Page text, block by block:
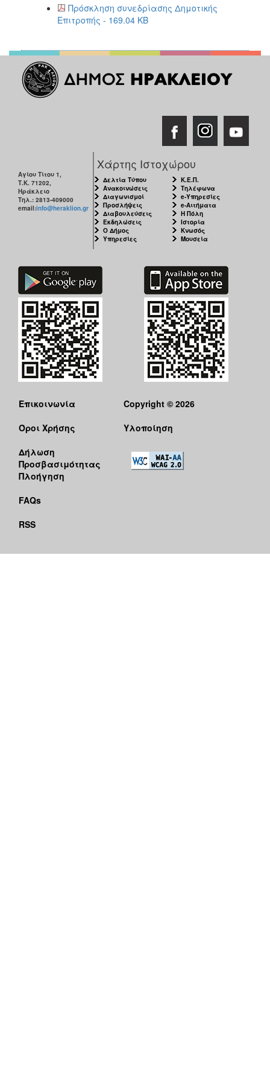
2017
2016
2013
2012
2011
ΔΗΜΟΤΗΣ
Πρόσκληση συνεδρίασης Δημοτικής
Επιτροπής - 169.04 KB
Αγίου Τίτου 1,
Τ.Κ. 71202,
Ηράκλειο
Τηλ.: 2813-409000
email:info@heraklion.gr
Χάρτης Ιστοχώρου
Δελτία Τύπου
Ανακοινώσεις
Διαγωνισμοί
Προσλήψεις
Διαβουλεύσεις
Εκδηλώσεις
Ο Δήμος
Υπηρεσίες
Κ.Ε.Π.
Τηλέφωνα
e-Υπηρεσίες
e-Αιτήματα
Η Πόλη
Ιστορία
Κνωσός
Μουσεία
Επικοινωνία
Όροι Χρήσης
Δήλωση
Προσβασιμότητας
Πλοήγηση
FAQs
RSS
Copyright © 2026
Υλοποίηση